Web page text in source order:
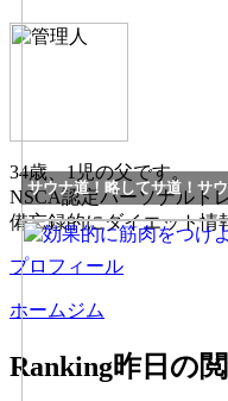
サウナ道！略してサ道！サ
34歳、1児の父です。
NSCA認定パーソナルト
備忘録的にダイエット情
プロフィール
ホームジム
Ranking昨日の